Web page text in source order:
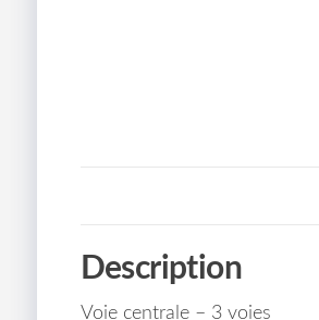
Description
Voie centrale – 3 voies